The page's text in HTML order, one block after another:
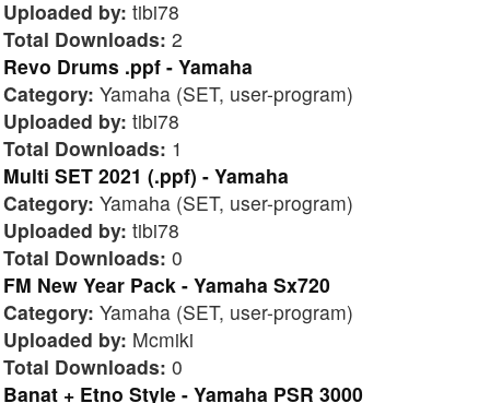
Uploaded by: tibi78
Total Downloads: 2
Revo Drums .ppf - Yamaha
Category: Yamaha (SET, user-program)
Uploaded by: tibi78
Total Downloads: 1
Multi SET 2021 (.ppf) - Yamaha
Category: Yamaha (SET, user-program)
Uploaded by: tibi78
Total Downloads: 0
FM New Year Pack - Yamaha Sx720
Category: Yamaha (SET, user-program)
Uploaded by: Mcmiki
Total Downloads: 0
Banat + Etno Style - Yamaha PSR 3000